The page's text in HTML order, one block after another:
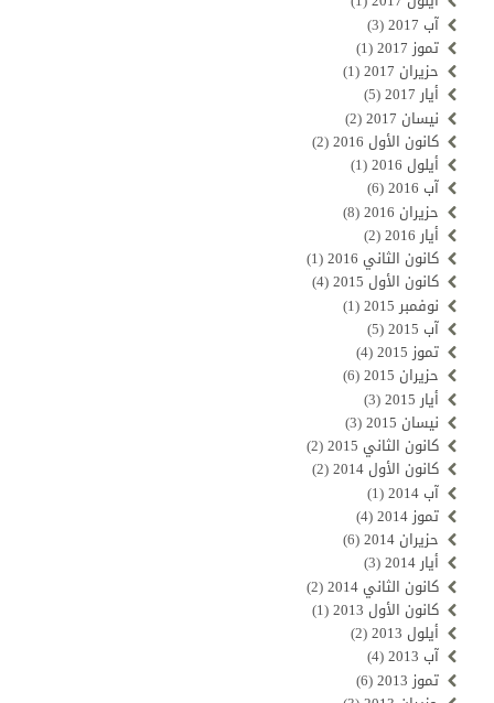
آب 2017
(3)
تموز 2017
(1)
حزيران 2017
(1)
أيار 2017
(5)
نيسان 2017
(2)
كانون الأول 2016
(2)
أيلول 2016
(1)
آب 2016
(6)
حزيران 2016
(8)
أيار 2016
(2)
كانون الثاني 2016
(1)
كانون الأول 2015
(4)
نوفمبر 2015
(1)
آب 2015
(5)
تموز 2015
(4)
حزيران 2015
(6)
أيار 2015
(3)
نيسان 2015
(3)
كانون الثاني 2015
(2)
كانون الأول 2014
(2)
آب 2014
(1)
تموز 2014
(4)
حزيران 2014
(6)
أيار 2014
(3)
كانون الثاني 2014
(2)
كانون الأول 2013
(1)
أيلول 2013
(2)
آب 2013
(4)
تموز 2013
(6)